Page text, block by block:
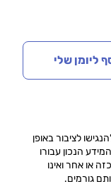
ליומן שלי
לציבור באופן
הנכון עבורו
או אחר ואינו
גורמים.